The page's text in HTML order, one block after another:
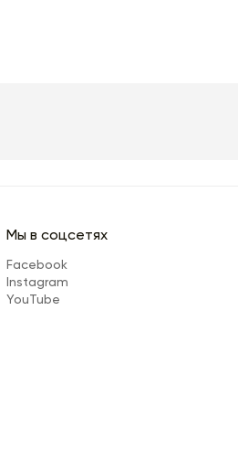
Мы в соцсетях
Facebook
Instagram
YouTube